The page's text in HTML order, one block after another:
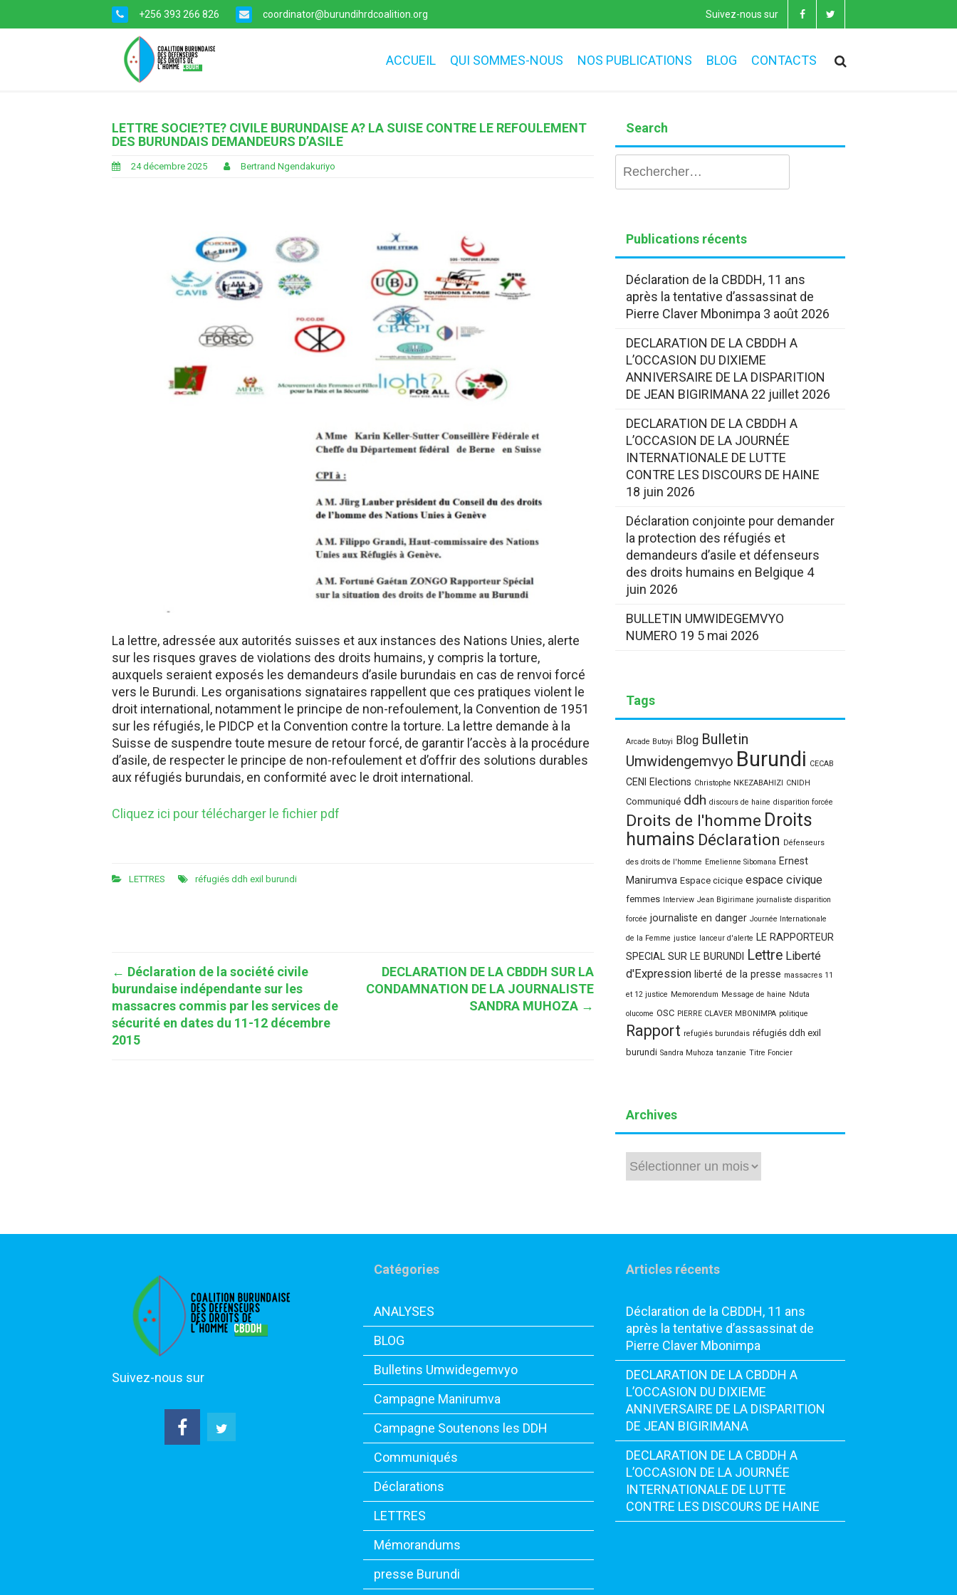
+256 393 266 826 coordinator@burundihrdcoalition.org Suivez-nous sur
ACCUEIL QUI SOMMES-NOUS NOS PUBLICATIONS BLOG CONTACTS
LETTRE SOCIE?TE? CIVILE BURUNDAISE A? LA SUISE CONTRE LE REFOULEMENT
DES BURUNDAIS DEMANDEURS D’ASILE
24 décembre 2025 Bertrand Ngendakuriyo
La lettre, adressée aux autorités suisses et aux instances des Nations Unies, alerte
sur les risques graves de violations des droits humains, y compris la torture,
auxquels seraient exposés les demandeurs d’asile burundais en cas de renvoi forcé
vers le Burundi. Les organisations signataires rappellent que ces pratiques violent le
droit international, notamment le principe de non-refoulement, la Convention de 1951
sur les réfugiés, le PIDCP et la Convention contre la torture. La lettre demande à la
Suisse de suspendre toute mesure de retour forcé, de garantir l’accès à la procédure
d’asile, de respecter le principe de non-refoulement et d’offrir des solutions durables
aux réfugiés burundais, en conformité avec le droit international.
Cliquez ici pour télécharger le fichier pdf
LETTRES réfugiés ddh exil burundi
Post
navigation
← Déclaration de la société civile
burundaise indépendante sur les
massacres commis par les services de
sécurité en dates du 11-12 décembre
2015
DECLARATION DE LA CBDDH SUR LA
CONDAMNATION DE LA JOURNALISTE
SANDRA MUHOZA →
Search
Publications récents
Déclaration de la CBDDH, 11 ans
après la tentative d’assassinat de
Pierre Claver Mbonimpa 3 août 2026
DECLARATION DE LA CBDDH A
L’OCCASION DU DIXIEME
ANNIVERSAIRE DE LA DISPARITION
DE JEAN BIGIRIMANA 22 juillet 2026
DECLARATION DE LA CBDDH A
L’OCCASION DE LA JOURNÉE
INTERNATIONALE DE LUTTE
CONTRE LES DISCOURS DE HAINE
18 juin 2026
Déclaration conjointe pour demander
la protection des réfugiés et
demandeurs d’asile et défenseurs
des droits humains en Belgique 4
juin 2026
BULLETIN UMWIDEGEMVYO
NUMERO 19 5 mai 2026
Tags
Arcade Butoyi Blog Bulletin
Umwidengemvyo Burundi CECAB
CENI Elections Christophe NKEZABAHIZI CNIDH
Communiqué ddh discours de haine disparition forcée
Droits de l'homme Droits
humains Déclaration Défenseurs
des droits de l'homme Emelienne Sibomana Ernest
Manirumva Espace cicique espace civique
femmes Interview Jean Bigirimane journaliste disparition
forcée journaliste en danger Journée Internationale
de la Femme justice lanceur d'alerte LE RAPPORTEUR
SPECIAL SUR LE BURUNDI
Lettre Liberté
d'Expression liberté de la presse massacres 11
et 12 justice Memorendum Message de haine Nduta
olucome OSC PIERRE CLAVER MBONIMPA politique
Rapport refugiés burundais réfugiés ddh exil
burundi Sandra Muhoza tanzanie Titre Foncier
Archives
Archives
Suivez-nous sur
Catégories
ANALYSES
BLOG
Bulletins Umwidegemvyo
Campagne Manirumva
Campagne Soutenons les DDH
Communiqués
Déclarations
LETTRES
Mémorandums
presse Burundi
Articles récents
Déclaration de la CBDDH, 11 ans
après la tentative d’assassinat de
Pierre Claver Mbonimpa
DECLARATION DE LA CBDDH A
L’OCCASION DU DIXIEME
ANNIVERSAIRE DE LA DISPARITION
DE JEAN BIGIRIMANA
DECLARATION DE LA CBDDH A
L’OCCASION DE LA JOURNÉE
INTERNATIONALE DE LUTTE
CONTRE LES DISCOURS DE HAINE